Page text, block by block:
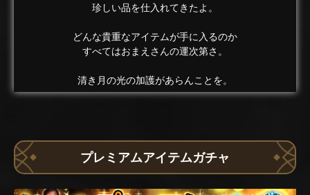
珍しい品を仕入れてきたよ。
どんな貴重なアイテムが手に入るのか
すべてはおまえさんの運次第さ。
清き月の光の加護があらんことを。
プレミアムアイテムガチャ